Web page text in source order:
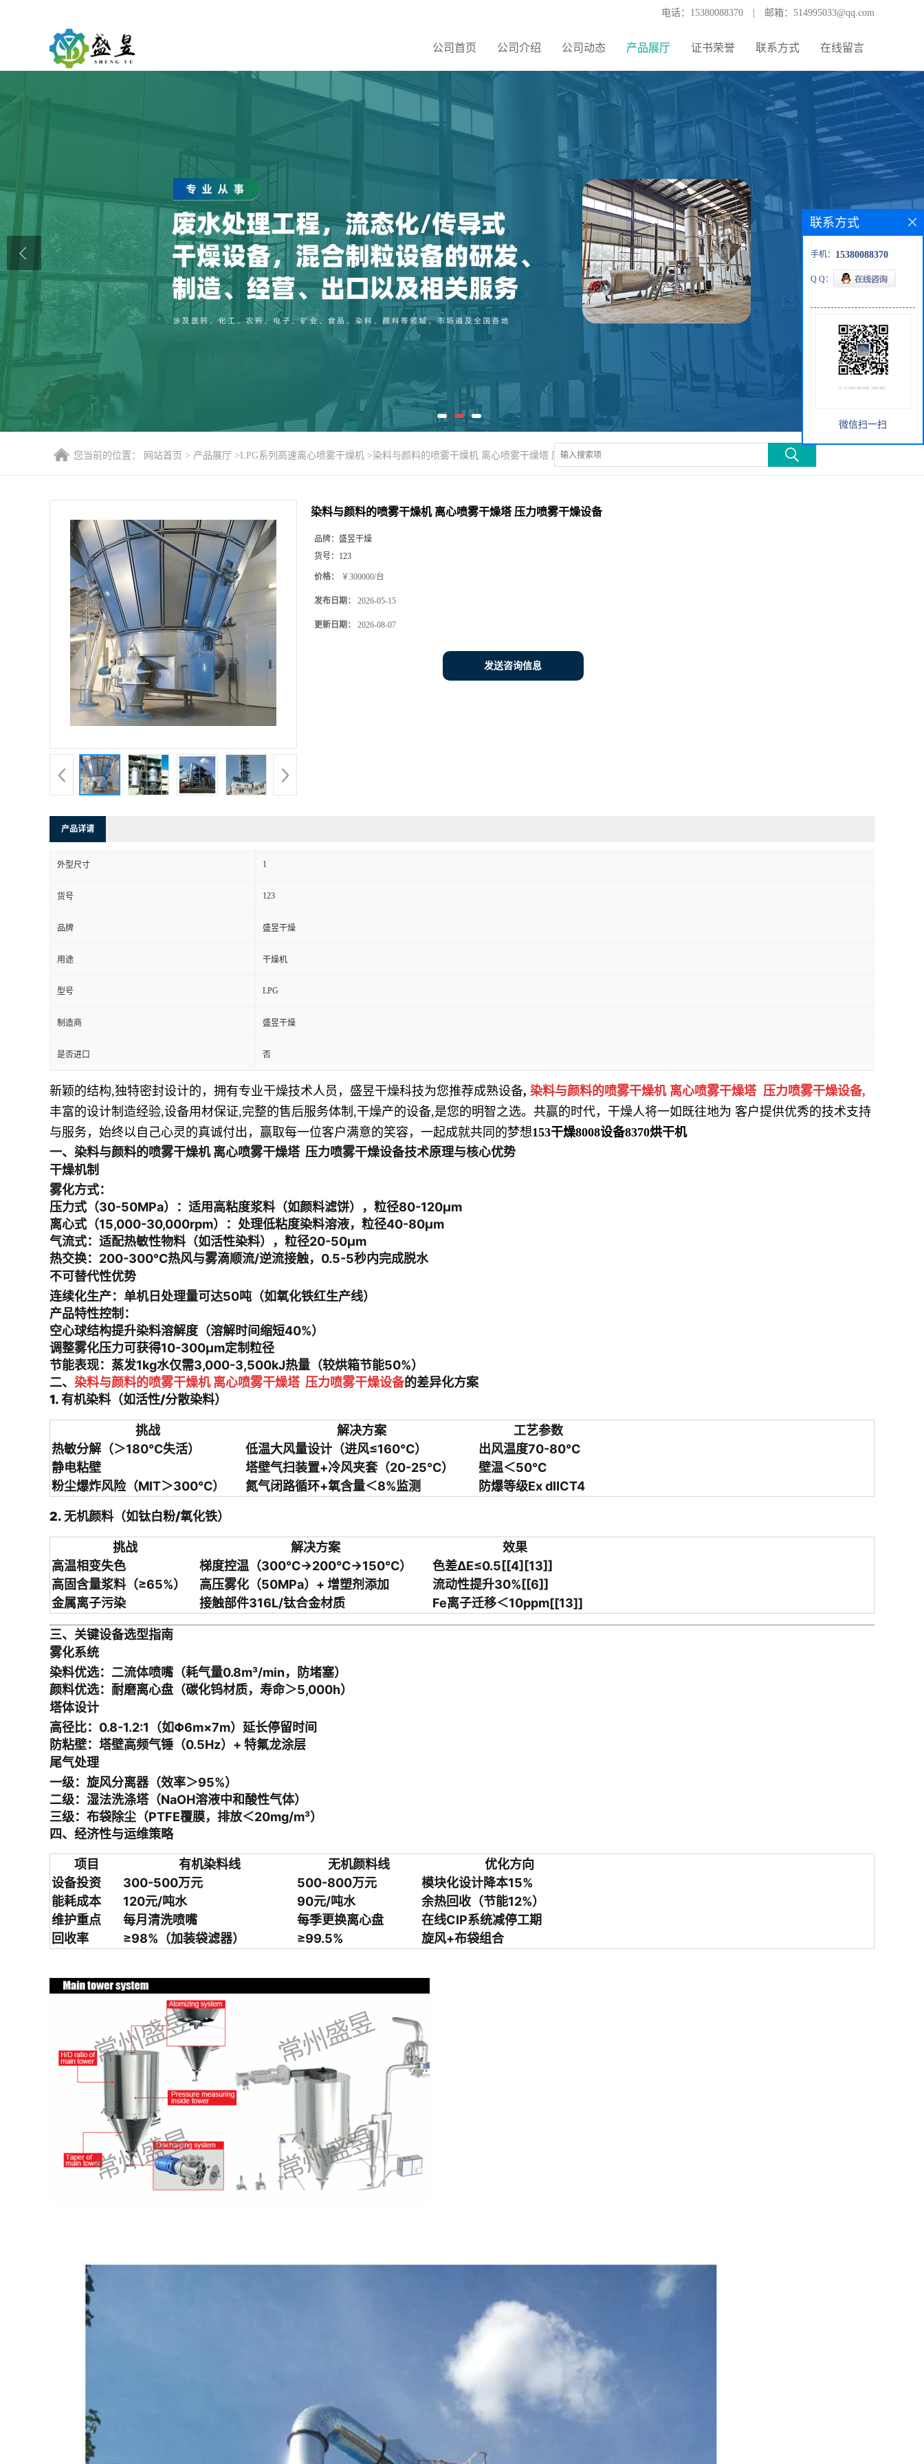
电话： 15380088370 邮箱： 514995033@qq.com
公司首页 公司介绍 公司动态 产品展厅 证书荣誉 联系方式 在线留言
公司首页
在线留言
您当前的位置： 网站首页 > 产品展厅 >LPG系列高速离心喷雾干燥机 >染料与颜料的喷雾干燥机 离心喷雾干燥塔 压力喷雾干燥设备
染料与颜料的喷雾干燥机 离心喷雾干燥塔 压力喷雾干燥设备
品牌： 盛昱干燥
货号： 123
价格： ￥300000/台
发布日期： 2026-05-15
更新日期： 2026-08-07
发送咨询信息
产品详请
外型尺寸 1
货号 123
品牌 盛昱干燥
用途 干燥机
型号 LPG
制造商 盛昱干燥
是否进口 否
新颖的结构,独特密封设计的，拥有专业干燥技术人员， 盛昱干燥科技为您推荐成熟设备, 染料与颜料的喷雾干燥机 离心喷雾干燥塔 压力喷雾干燥设备,
丰富的设计制造经验,设备用材保证,完整的售后服务体制 ,干燥产的设备,是您的明智之选。共赢的时代，干燥人将一如既往地为 客户提供优秀的技术支持
与服务，始终以自己心灵的真诚付出，赢取每一位客户满意的笑容，一起成就共同的梦想153干燥8008设备8370烘干机
一、 染料与颜料的喷雾干燥机 离心喷雾干燥塔 压力喷雾干燥设备技术原理与核心优势
干燥机制
雾化方式：
压力式（30-50MPa）：适用高粘度浆料（如颜料滤饼），粒径80-120μm
离心式（15,000-30,000rpm）：处理低粘度染料溶液，粒径40-80μm
气流式：适配热敏性物料（如活性染料），粒径20-50μm
热交换：200-300℃热风与雾滴顺流/逆流接触，0.5-5秒内完成脱水
不可替代性优势
连续化生产：单机日处理量可达50吨（如氧化铁红生产线）
产品特性控制 ：
空心球结构提升染料溶解度（溶解时间缩短40%）
调整雾化压力可获得10-300μm定制粒径
节能表现：蒸发1kg水仅需3,000-3,500kJ热量（较烘箱节能50%）
二、 染料与颜料的喷雾干燥机 离心喷雾干燥塔 压力喷雾干燥设备的差异化方案
1. 有机染料（如活性/分散染料）
挑战 解决方案
工艺参数
热敏分解（＞180℃失活）
低温大风量设计（进风≤160℃）
出风温度70-80℃
静电粘壁
塔壁气扫装置+冷风夹套（20-25℃）
壁温＜50℃
粉尘爆炸风险（MIT＞300℃）
氮气闭路循环+氧含量＜8%监测 防爆等级Ex dⅡCT4
2. 无机颜料（如钛白粉/氧化铁）
挑战 解决方案
效果
高温相变失色
梯度控温（300℃→200℃→150℃）
色差ΔE≤0.5[[4][13]]
高固含量浆料（≥65%）
高压雾化（50MPa）+ 增塑剂添加
流动性提升30%[[6]]
金属离子污染
接触部件316L/钛合金材质 Fe离子迁移＜10ppm[[13]]
三、关键设备选型指南
雾化系统
染料优选：二流体喷嘴（耗气量0.8m³/min，防堵塞）
颜料优选：耐磨离心盘（碳化钨材质，寿命＞5,000h）
塔体设计
高径比：0.8-1.2:1（如Φ6m×7m）延长停留时间
防粘壁：塔壁高频气锤（0.5Hz）+ 特氟龙涂层
尾气处理
一级：旋风分离器（效率＞95%）
二级：湿法洗涤塔（NaOH溶液中和酸性气体）
三级：布袋除尘（PTFE覆膜，排放＜20mg/m³）
四、经济性与运维策略
项目 有机染料线 无机颜料线
优化方向
设备投资
300-500万元 500-800万元
模块化设计降本15%
能耗成本
120元/吨水 90元/吨水
余热回收（节能12%）
维护重点
每月清洗喷嘴 每季更换离心盘
在线CIP系统减停工期
回收率
≥98%（加装袋滤器） ≥99.5% 旋风+布袋组合
联系方式
手机： 15380088370
Q Q：
微信扫一扫